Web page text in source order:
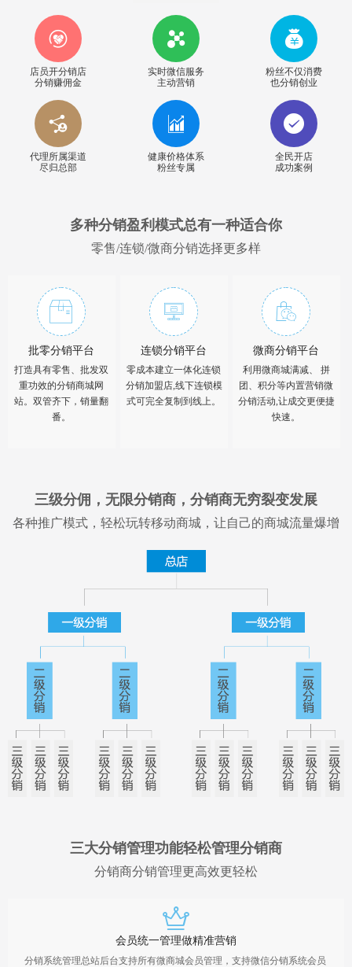
店员开分销店
分销赚佣金
实时微信服务
主动营销
粉丝不仅消费
也分销创业
代理所属渠道
尽归总部
健康价格体系
粉丝专属
全民开店
成功案例
多种分销盈利模式总有一种适合你
零售/连锁/微商分销选择更多样
批零分销平台
打造具有零售、批发双
重功效的分销商城网
站。双管齐下，销量翻
番。
连锁分销平台
零成本建立一体化连锁
分销加盟店,线下连锁模
式可完全复制到线上。
微商分销平台
利用微商城满减、 拼
团、积分等内置营销微
分销活动,让成交更便捷
快速。
三级分佣，无限分销商，分销商无穷裂变发展
各种推广模式，轻松玩转移动商城，让自己的商城流量爆增
三大分销管理功能轻松管理分销商
分销商分销管理更高效更轻松
会员统一管理做精准营销
分销系统管理总站后台支持所有微商城会员管理，支持微信分销系统会员